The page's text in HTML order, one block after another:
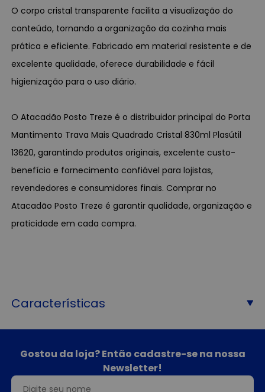
O corpo cristal transparente facilita a visualização do
conteúdo, tornando a organização da cozinha mais
prática e eficiente. Fabricado em material resistente e de
excelente qualidade, oferece durabilidade e fácil
higienização para o uso diário.
O Atacadão Posto Treze é o distribuidor principal do Porta
Mantimento Trava Mais Quadrado Cristal 830ml Plasútil
13620, garantindo produtos originais, excelente custo-
benefício e fornecimento confiável para lojistas,
revendedores e consumidores finais. Comprar no
Atacadão Posto Treze é garantir qualidade, organização e
praticidade em cada compra.
Características
Gostou da loja? Então cadastre-se na nossa
Newsletter!